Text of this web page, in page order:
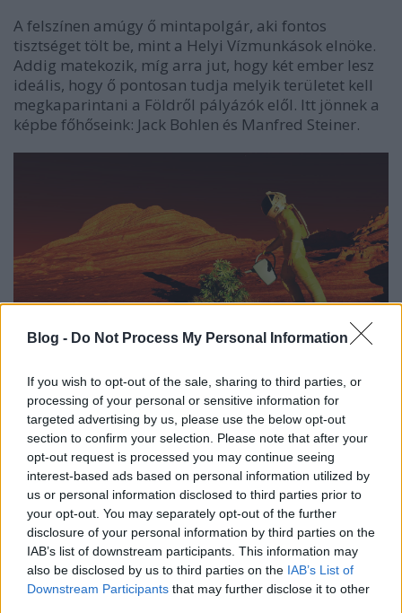
Blog - Do Not Process My Personal Information
If you wish to opt-out of the sale, sharing to third parties, or
processing of your personal or sensitive information for
targeted advertising by us, please use the below opt-out
section to confirm your selection. Please note that after your
opt-out request is processed you may continue seeing
interest-based ads based on personal information utilized by
us or personal information disclosed to third parties prior to
your opt-out. You may separately opt-out of the further
disclosure of your personal information by third parties on the
IAB’s list of downstream participants. This information may
also be disclosed by us to third parties on the IAB’s List of
Downstream Participants that may further disclose it to other
A felszínen amúgy ő mintapolgár, aki fontos
tisztséget tölt be, mint a Helyi Vízmunkások elnöke.
Addig matekozik, míg arra jut, hogy két ember lesz
ideális, hogy ő pontosan tudja melyik területet kell
megkaparintani a Földről pályázók elől. Itt jönnek a
képbe főhőseink: Jack Bohlen és Manfred Steiner.
társadalomnak. Családjával él a Marson, korábban
a túlnépesedett Föld és az elvárások nyomása alatt
küzdött a skizofréniával is, de kiváló szakember,
ezért is szúr szemet Arnie-nak. Aztán ott van egy
autista kisfiú, Manfred. Ez a vonal nagyon izgalmas
volt számomra, ugyanis itt van ez a kölyök, aki nem
képes kapcsolatot teremteni a külvilággal, nem
képes megfelelően kommunikálni. A kor tudósai
pedig azt állítják, azért van ez, mert másként érzékeli
az időt. Ami számunkra egy pillanat, neki éveket
jelent. Ami annyit tesz, hogy a jövőbe lát, ha